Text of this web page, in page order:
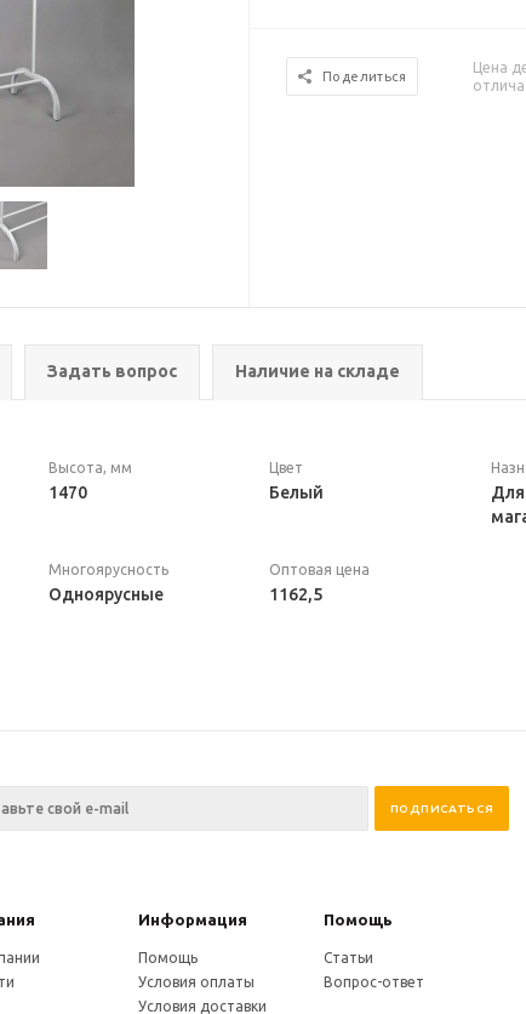
Поделиться
Цена
Задать вопрос Наличие на складе
Высота, мм
1470
Цвет
Белый
Многоярусность
Одноярусные
Оптовая цена
1162,5
Информация Помощь
Помощь
Условия оплаты
Условия доставки
Статьи
Вопрос-ответ